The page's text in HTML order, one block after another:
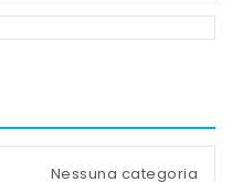
Nessuna categoria